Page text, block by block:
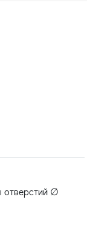
отверстий ∅